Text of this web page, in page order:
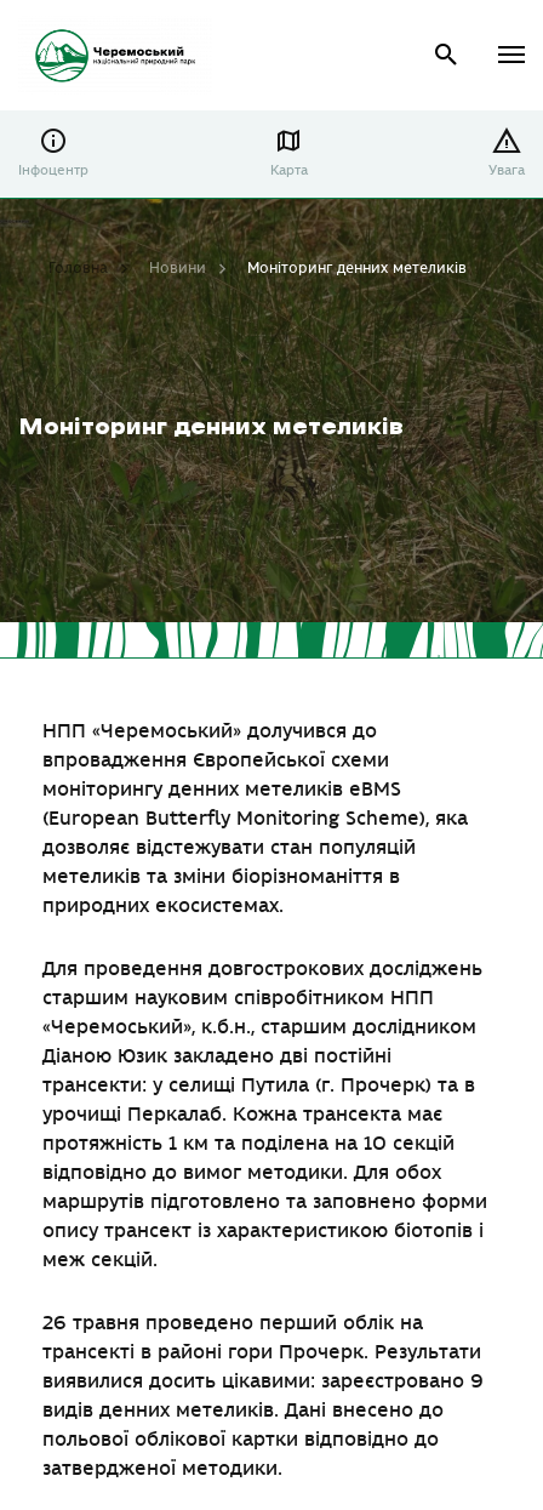
Інфоцентр Карта Увага
Моніторинг денних метеликів
Головна Новини Моніторинг денних метеликів
НПП «Черемоський» долучився до
впровадження Європейської схеми
моніторингу денних метеликів eBMS
(European Butterfly Monitoring Scheme), яка
дозволяє відстежувати стан популяцій
метеликів та зміни біорізноманіття в
природних екосистемах.
Для проведення довгострокових досліджень
старшим науковим співробітником НПП
«Черемоський», к.б.н., старшим дослідником
Діаною Юзик закладено дві постійні
трансекти: у селищі Путила (г. Прочерк) та в
урочищі Перкалаб. Кожна трансекта має
протяжність 1 км та поділена на 10 секцій
відповідно до вимог методики. Для обох
маршрутів підготовлено та заповнено форми
опису трансект із характеристикою біотопів і
меж секцій.
26 травня проведено перший облік на
трансекті в районі гори Прочерк. Результати
виявилися досить цікавими: зареєстровано 9
видів денних метеликів. Дані внесено до
польової облікової картки відповідно до
затвердженої методики.